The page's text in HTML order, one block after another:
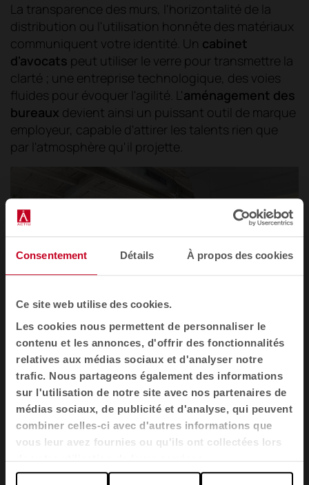
Consentement Détails À propos des cookies
Ce site web utilise des cookies.
Les cookies nous permettent de personnaliser le
contenu et les annonces, d'offrir des fonctionnalités
relatives aux médias sociaux et d'analyser notre
trafic. Nous partageons également des informations
sur l'utilisation de notre site avec nos partenaires de
médias sociaux, de publicité et d'analyse, qui peuvent
combiner celles-ci avec d'autres informations que
vous leur avez fournies ou qu'ils ont collectées lors
de votre utilisation de leurs services.
La transparence des murs, l'horizontalité de la
distribution ou l'utilisation honnête des matériaux
communiquent votre identité. Un cabinet
d'avocats peut utiliser le verre pour transmettre la
clarté ; une entreprise technologique, des voies
fluides pour évoquer l'agilité. L'aménagement des
bureaux devient ainsi un puissant outil de marque
employeur, capable d'attirer les talents rien que
par l'atmosphère qu'il projette.
Tpartner Network Services (Barcelone)
L'architecture est le langage non verbal de
l'entreprise : lorsqu'un client entre, il doit
respirer la culture de l'entreprise sans avoir à
lire un manuel.